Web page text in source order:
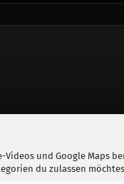
Videos und Google Maps
du zulassen
SprengG · Feuerwerk